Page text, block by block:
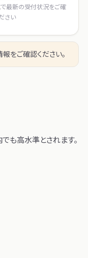
最新の受付状況をご確
さい
をご確認ください。
も高水準とされます。